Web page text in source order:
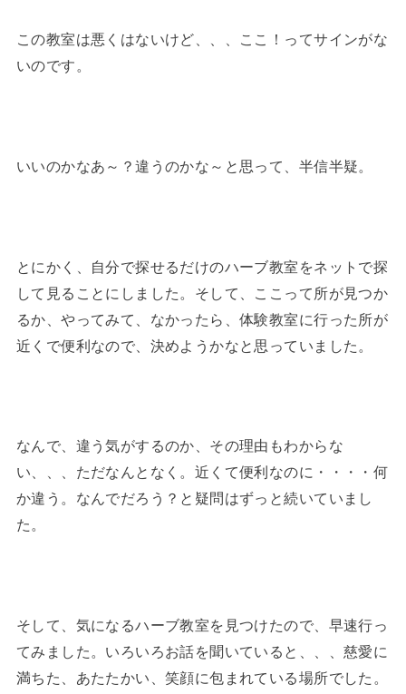
この教室は悪くはないけど、、、ここ！ってサインがな
いのです。
いいのかなあ～？違うのかな～と思って、半信半疑。
とにかく、自分で探せるだけのハーブ教室をネットで探
して見ることにしました。そして、ここって所が見つか
るか、やってみて、なかったら、体験教室に行った所が
近くで便利なので、決めようかなと思っていました。
なんで、違う気がするのか、その理由もわからな
い、、、ただなんとなく。近くて便利なのに・・・・何
か違う。なんでだろう？と疑問はずっと続いていまし
た。
そして、気になるハーブ教室を見つけたので、早速行っ
てみました。いろいろお話を聞いていると、、、慈愛に
満ちた、あたたかい、笑顔に包まれている場所でした。